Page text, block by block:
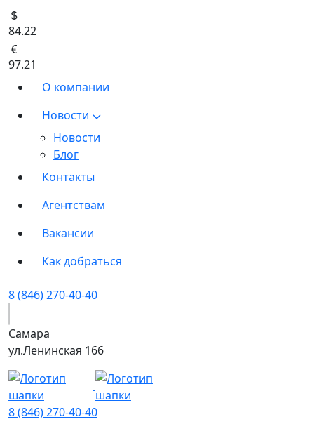
84.22
97.21
О компании
Новости
Новости
Блог
Контакты
Агентствам
Вакансии
Как добраться
8 (846) 270-40-40
Самара
ул.Ленинская 166
8 (846) 270-40-40